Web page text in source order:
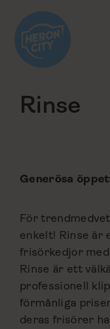
till
innehåll
tillbaka
Rinse
Generösa
För
enkelt! Rinse är
frisörkedjor
Rinse är ett
professionell
förmånliga
deras frisörer